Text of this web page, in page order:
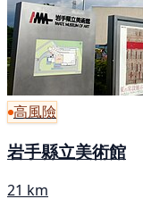
高風險
岩手縣立美術館
21 km